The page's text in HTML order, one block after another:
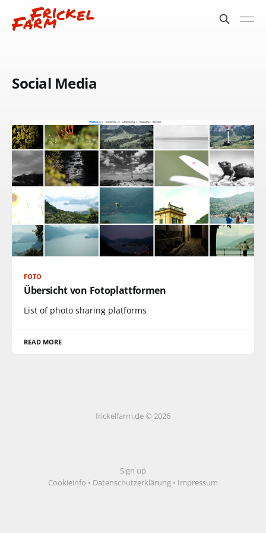
Social Media
FOTO
Übersicht von Fotoplattformen
List of photo sharing platforms
READ MORE
frickelfarm.de © 2026
Sign up
Cookieinfo • Datenschutzerklärung • Impressum